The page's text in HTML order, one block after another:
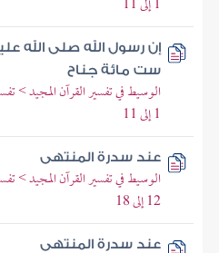
إن رسول الله صلى الله
ست مائة جناح
الوسيط في تفسير القرآن المجيد >
1 إلى 11
عند سدرة المنتهى
الوسيط في تفسير القرآن المجيد >
12 إلى 18
عند سدرة المنتهى